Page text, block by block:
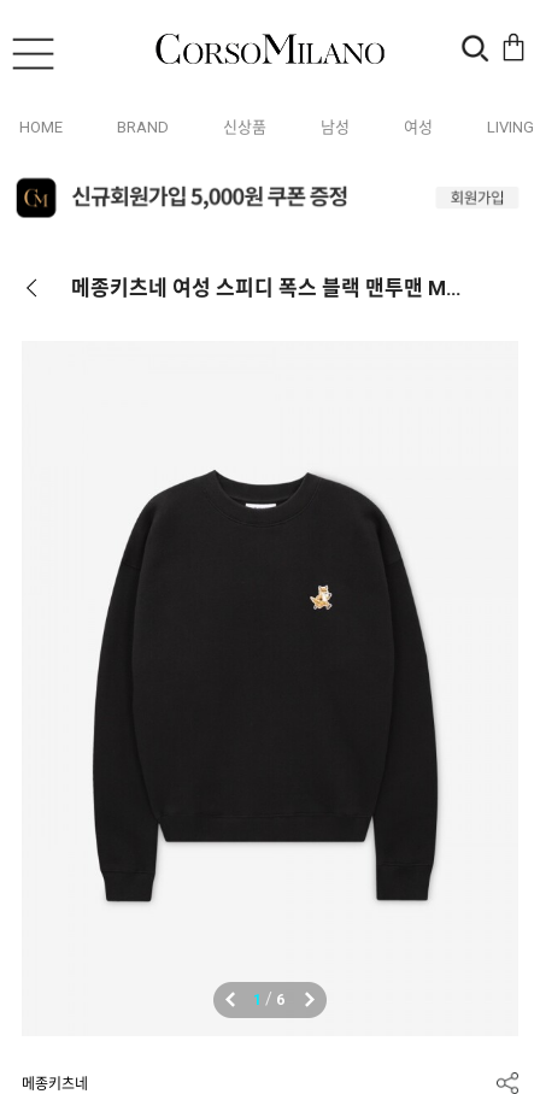
HOME BRAND 신상품 남성 여성 LIVING
메종키츠네 여성 스피디 폭스 블랙 맨투맨 MW00309KM0307 P199
1 / 6
메종키츠네